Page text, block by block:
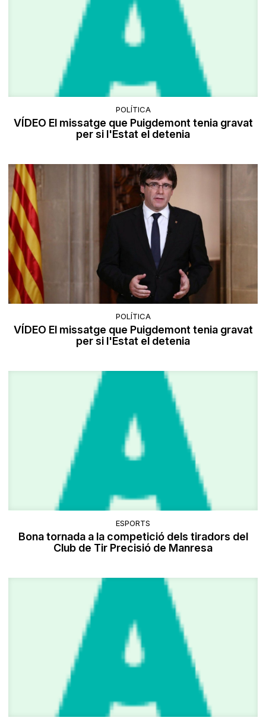
POLÍTICA
VÍDEO El missatge que Puigdemont tenia gravat
per si l'Estat el detenia
POLÍTICA
VÍDEO El missatge que Puigdemont tenia gravat
per si l'Estat el detenia
ESPORTS
Bona tornada a la competició dels tiradors del
Club de Tir Precisió de Manresa